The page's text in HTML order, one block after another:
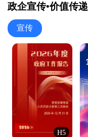
政企宣传•价值传递
宣传
H5